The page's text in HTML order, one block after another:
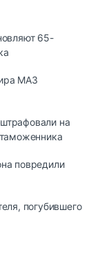
65-
МАЗ
на
повредили
погубившего